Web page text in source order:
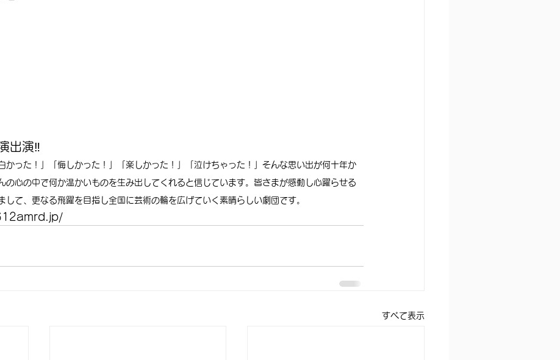
出演‼
かった！」「悔しかった！」「楽しかった！」「泣けちゃった！」そんな思い出が何十年か
の心の中で何か温かいものを生み出してくれると信じています。皆さまが感動し心躍らせる
して、更なる飛躍を目指し全国に芸術の輪を広げていく素晴らしい劇団です。
すべて表示